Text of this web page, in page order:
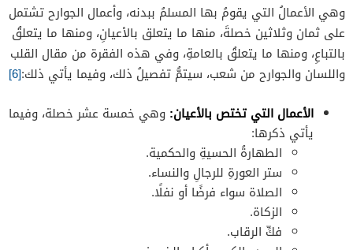
وهي الأعمالُ التي يقومُ بها المسلمُ ببدنه، وأعمال الجوارح تشتمل
على ثمان وثلاثين خصلةَ، منها ما يتعلق بالأعيانِ، ومنها ما يتعلقُ
بالتباعِ، ومنها ما يتعلقُ بالعامةِ، وفي هذه الفقرة من مقال القلب
واللسان والجوارح من شعب، سيتمُّ تفصيلُ ذلك، وفيما يأتي ذلك:[6]
الأعمال التي تختص بالأعيان: وهي خمسة عشر خصلة، وفيما
يأتي ذكرها:
الطهارةُ الحسيةِ والحكمية.
ستر العورةِ للرجالِ والنساء.
الصلاة سواء فرضًا أو نفلًا.
الزكاة.
فكِّ الرقاب.